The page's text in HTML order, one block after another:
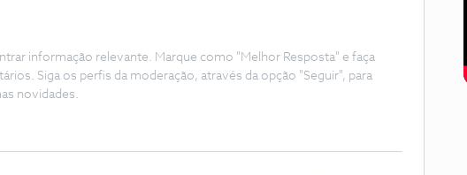
informação relevante. Marque como "Melhor Resposta" e faça
Siga os perfis da moderação, através da opção "Seguir", para
novidades.